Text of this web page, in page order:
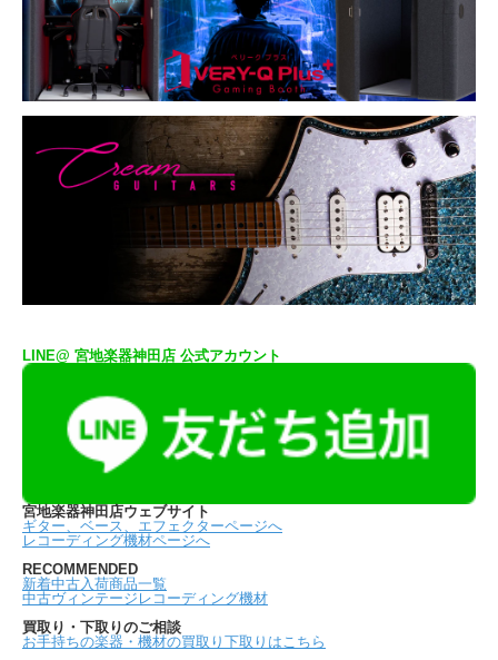
LINE@ 宮地楽器神田店 公式アカウント
宮地楽器神田店ウェブサイト
ギター、ベース、エフェクターページへ
レコーディング機材ページへ
RECOMMENDED
新着中古入荷商品一覧
中古ヴィンテージレコーディング機材
買取り・下取りのご相談
お手持ちの楽器・機材の買取り下取りはこちら